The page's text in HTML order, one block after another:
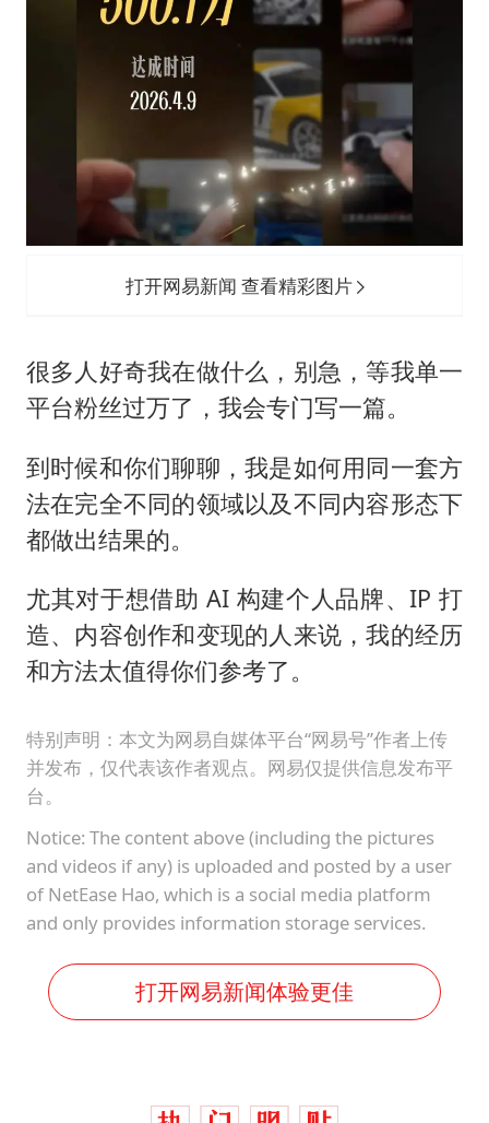
打开网易新闻 查看精彩图片
很多人好奇我在做什么，别急，等我单一
平台粉丝过万了，我会专门写一篇。
到时候和你们聊聊，我是如何用同一套方
法在完全不同的领域以及不同内容形态下
都做出结果的。
尤其对于想借助 AI 构建个人品牌、IP 打
造、内容创作和变现的人来说，我的经历
和方法太值得你们参考了。
特别声明：本文为网易自媒体平台“网易号”作者上传
并发布，仅代表该作者观点。网易仅提供信息发布平
台。
Notice: The content above (including the pictures
and videos if any) is uploaded and posted by a user
of NetEase Hao, which is a social media platform
and only provides information storage services.
打开网易新闻体验更佳